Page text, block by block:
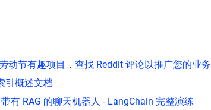
动节有趣项目，查找 Reddit 评论以推广您的业务
引概述文档
有 RAG 的聊天机器人 - LangChain 完整演练